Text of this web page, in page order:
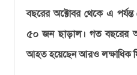
বছরের অক্টোবর থেকে এ
৫০ জন ছাড়াল। গত বছরের
আহত হয়েছেন আরও লক্ষাধিক